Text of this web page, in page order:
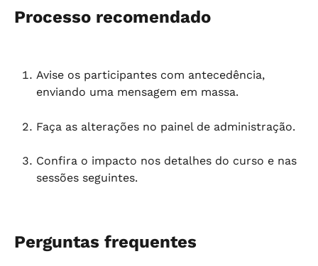
Processo recomendado
Avise os participantes com antecedência,
enviando uma mensagem em massa.
Faça as alterações no painel de administração.
Confira o impacto nos detalhes do curso e nas
sessões seguintes.
Perguntas frequentes